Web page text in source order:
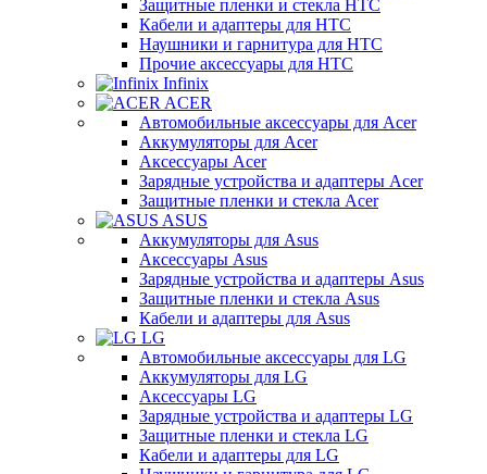
Защитные пленки и стекла HTC
Кабели и адаптеры для HTC
Наушники и гарнитура для HTC
Прочие аксессуары для HTC
Infinix
ACER
Автомобильные аксессуары для Acer
Аккумуляторы для Acer
Аксессуары Acer
Зарядные устройства и адаптеры Acer
Защитные пленки и стекла Acer
ASUS
Аккумуляторы для Asus
Аксессуары Asus
Зарядные устройства и адаптеры Asus
Защитные пленки и стекла Asus
Кабели и адаптеры для Asus
LG
Автомобильные аксессуары для LG
Аккумуляторы для LG
Аксессуары LG
Зарядные устройства и адаптеры LG
Защитные пленки и стекла LG
Кабели и адаптеры для LG